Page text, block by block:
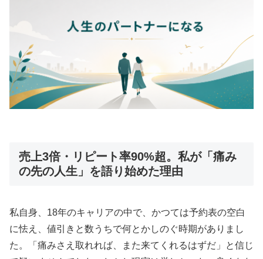
売上3倍・リピート率90%超。私が「痛み
の先の人生」を語り始めた理由
私自身、18年のキャリアの中で、かつては予約表の空白
に怯え、値引きと数うちで何とかしのぐ時期がありまし
た。「痛みさえ取れれば、また来てくれるはずだ」と信じ